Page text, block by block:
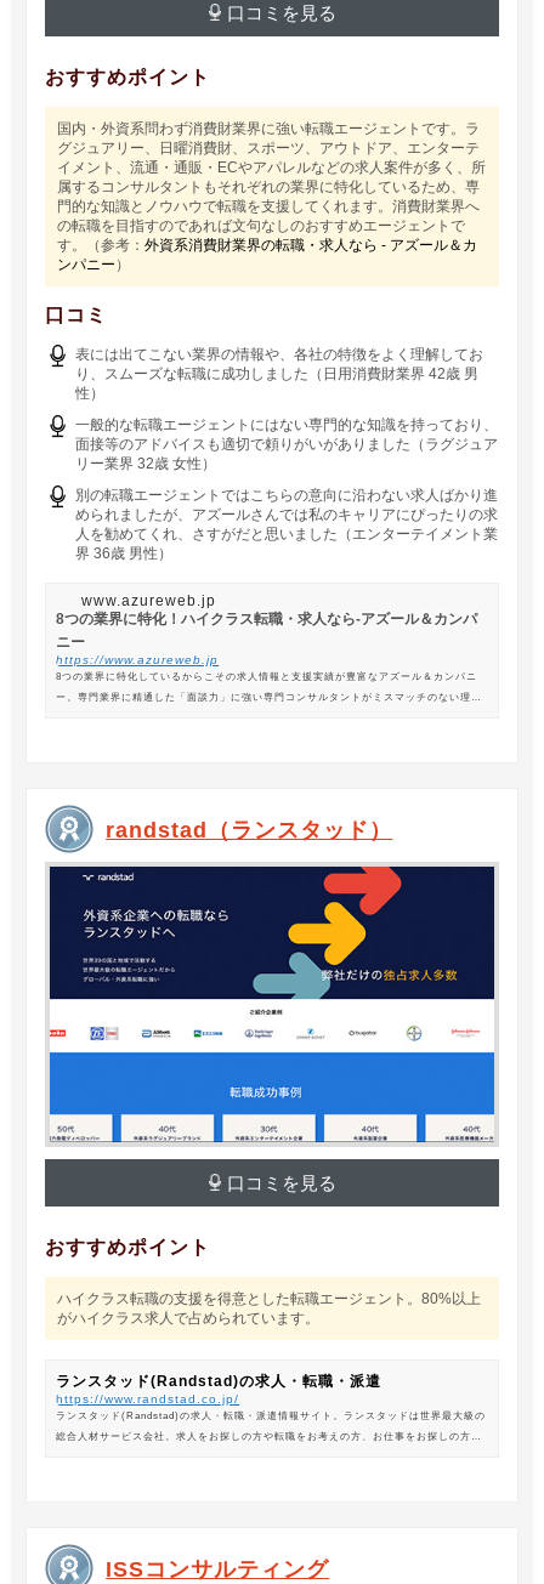
口コミを見る
おすすめポイント
国内・外資系問わず消費財業界に強い転職エージェントです。ラ
グジュアリー、日曜消費財、スポーツ、アウトドア、エンターテ
イメント、流通・通販・ECやアパレルなどの求人案件が多く、所
属するコンサルタントもそれぞれの業界に特化しているため、専
門的な知識とノウハウで転職を支援してくれます。消費財業界へ
の転職を目指すのであれば文句なしのおすすめエージェントで
す。（参考：外資系消費財業界の転職・求人なら - アズール＆カ
ンパニー ）
口コミ
表には出てこない業界の情報や、各社の特徴をよく理解してお
り、スムーズな転職に成功しました（日用消費財業界 42歳 男
性）
一般的な転職エージェントにはない専門的な知識を持っており、
面接等のアドバイスも適切で頼りがいがありました（ラグジュア
リー業界 32歳 女性）
別の転職エージェントではこちらの意向に沿わない求人ばかり進
められましたが、アズールさんでは私のキャリアにぴったりの求
人を勧めてくれ、さすがだと思いました（エンターテイメント業
界 36歳 男性）
www.azureweb.jp
8つの業界に特化！ハイクラス転職・求人なら-アズール＆カンパ
ニー
https://www.azureweb.jp
8つの業界に特化しているからこその求人情報と支援実績が豊富なアズール＆カンパニ
ー。専門業界に精通した「面談力」に強い専門コンサルタントがミスマッチのない理想
randstad（ランスタッド）
口コミを見る
おすすめポイント
ハイクラス転職の支援を得意とした転職エージェント。80%以上
がハイクラス求人で占められています。
ランスタッド(Randstad)の求人・転職・派遣
https://www.randstad.co.jp/
ランスタッド(Randstad)の求人・転職・派遣情報サイト。ランスタッドは世界最大級の
総合人材サービス会社。求人をお探しの方や転職をお考えの方、お仕事をお探しの方に
ISSコンサルティング